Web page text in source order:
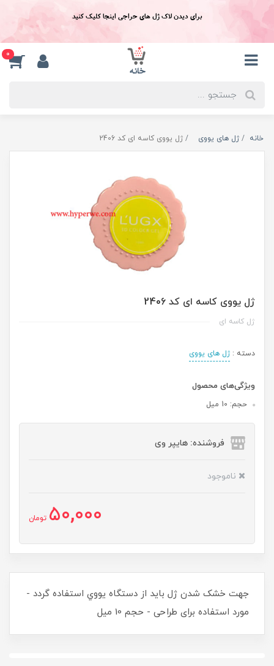
برای دیدن لاک ژل های حراجی اینجا کلیک کنید
0
خانه ژل های یووی ژل یووی کاسه ای کد 2406
ژل یووی کاسه ای کد 2406
ژل کاسه ای
دسته : ژل های یووی
ویژگی‌های محصول
حجم: 10 میل
فروشنده: هایپر وی
ناموجود
50,000 تومان
جهت خشک شدن ژل بايد از دستگاه يووي استفاده گردد -
مورد استفاده برای طراحی - حجم 10 میل